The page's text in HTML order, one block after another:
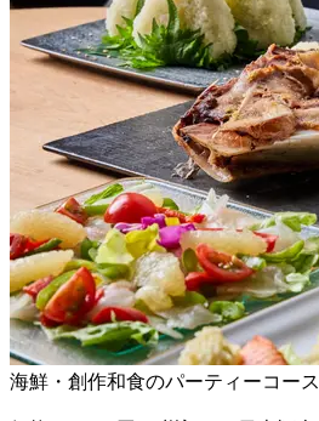
海鮮・創作和食のパーティーコース